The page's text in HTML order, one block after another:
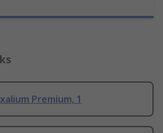
Premium, 1